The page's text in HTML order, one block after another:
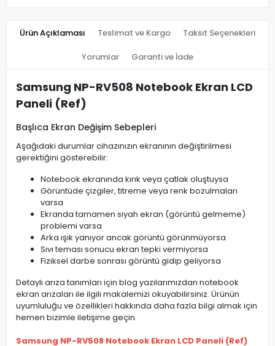
Ürün Açıklaması Teslimat ve Kargo Taksit Seçenekleri
Yorumlar Garanti ve İade
Samsung NP-RV508 Notebook Ekran LCD
Paneli (Ref)
Başlıca Ekran Değişim Sebepleri
Aşağıdaki durumlar cihazınızın ekranının değiştirilmesi
gerektiğini gösterebilir:
Notebook ekranında kırık veya çatlak oluştuysa
Görüntüde çizgiler, titreme veya renk bozulmaları
varsa
Ekranda tamamen siyah ekran (görüntü gelmeme)
problemi varsa
Arka ışık yanıyor ancak görüntü görünmüyorsa
Sıvı teması sonucu ekran tepki vermiyorsa
Fiziksel darbe sonrası görüntü gidip geliyorsa
Detaylı arıza tanımları için blog yazılarımızdan notebook
ekran arızaları ile ilgili makalemizi okuyabilirsiniz. Ürünün
uyumluluğu ve özellikleri hakkında daha fazla bilgi almak için
hemen bizimle iletişime geçin.
Samsung NP-RV508 Notebook Ekran LCD Paneli (Ref)